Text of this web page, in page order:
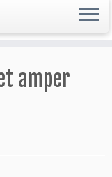
amper